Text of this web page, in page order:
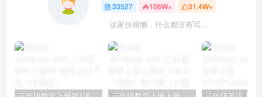
33527 106W+ 31.4W+
这家伙很懒，什么都没有写...